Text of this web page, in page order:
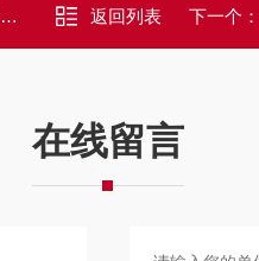
返回列表 下一个：
在线留言